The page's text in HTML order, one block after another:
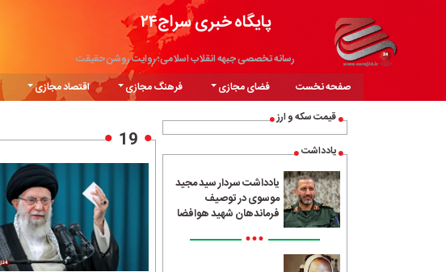
پایگاه خبری سراج۲۴
رسانه تخصصی جبهه انقلاب اسلامی؛ روایت روشن حقیقت
صفحه نخست فضای مجازی فرهنگ مجازی اقتصاد مجازی
قیمت سکه و ارز
یادداشت
یادداشت سردار سید مجید
موسوی در توصیف
فرماندهان شهید هوافضا
•••
19